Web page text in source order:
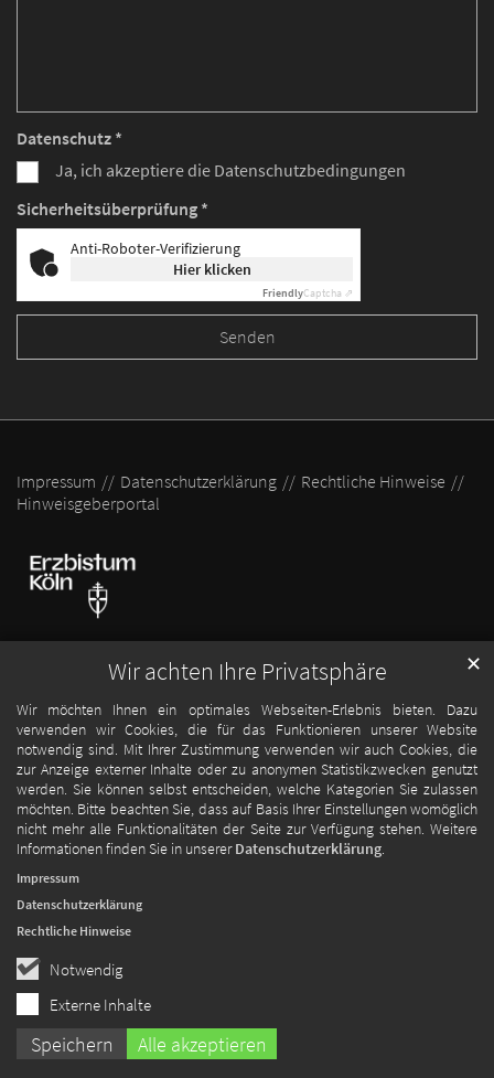
Wir achten Ihre Privatsphäre
Wir möchten Ihnen ein optimales Webseiten-Erlebnis bieten. Dazu
verwenden wir Cookies, die für das Funktionieren unserer Website
notwendig sind. Mit Ihrer Zustimmung verwenden wir auch Cookies, die
zur Anzeige externer Inhalte oder zu anonymen Statistikzwecken genutzt
werden. Sie können selbst entscheiden, welche Kategorien Sie zulassen
möchten. Bitte beachten Sie, dass auf Basis Ihrer Einstellungen womöglich
nicht mehr alle Funktionalitäten der Seite zur Verfügung stehen. Weitere
Informationen finden Sie in unsererDatenschutzerklärung.
Notwendig
Externe Inhalte
Speichern Alle akzeptieren
✕
Impressum
Datenschutzerklärung
Rechtliche Hinweise
Datenschutz *
Ja, ich akzeptiere die Datenschutzbedingungen
Sicherheitsüberprüfung *
Anti-Roboter-Verifizierung
Hier klicken
FriendlyCaptcha ⇗
Impressum Datenschutzerklärung
Rechtliche Hinweise
Hinweisgeberportal